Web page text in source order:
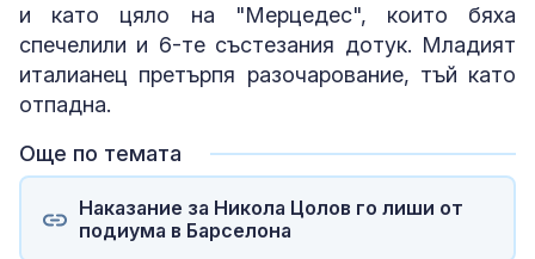
и като цяло на "Мерцедес", които бяха
спечелили и 6-те състезания дотук. Младият
италианец претърпя разочарование, тъй като
отпадна.
Още по темата
Наказание за Никола Цолов го лиши от
подиума в Барселона